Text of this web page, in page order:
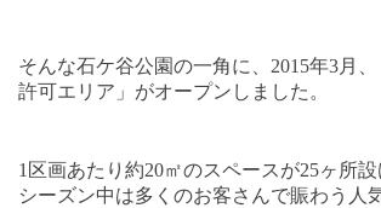
そんな石ケ谷公園の一角に、 2015年3月
許可エリア」がオープンしました。
1区画あたり約20㎡のスペースが25ヶ所設
シーズン中は多くのお客さんで賑わう人